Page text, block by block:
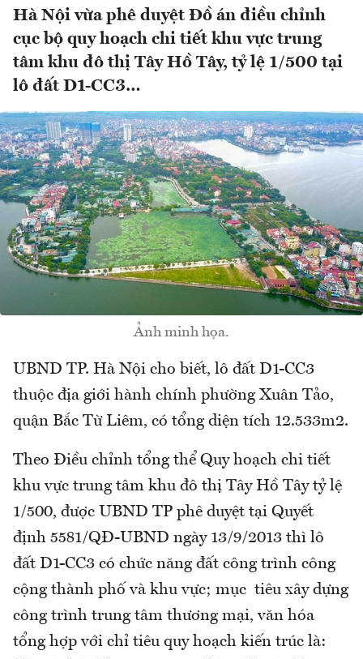
Hà Nội vừa phê duyệt Đồ án điều chỉnh
cục bộ quy hoạch chi tiết khu vực trung
tâm khu đô thị Tây Hồ Tây, tỷ lệ 1/500 tại
lô đất D1-CC3…
Ảnh minh họa.
UBND TP. Hà Nội cho biết, lô đất D1-CC3
thuộc địa giới hành chính phường Xuân Tảo,
quận Bắc Từ Liêm, có tổng diện tích 12.533m2.
Theo Điều chỉnh tổng thể Quy hoạch chi tiết
khu vực trung tâm khu đô thị Tây Hồ Tây tỷ lệ
1/500, được UBND TP phê duyệt tại Quyết
định 5581/QĐ-UBND ngày 13/9/2013 thì lô
đất D1-CC3 có chức năng đất công trình công
cộng thành phố và khu vực; mục tiêu xây dựng
công trình trung tâm thương mại, văn hóa
tổng hợp với chỉ tiêu quy hoạch kiến trúc là: